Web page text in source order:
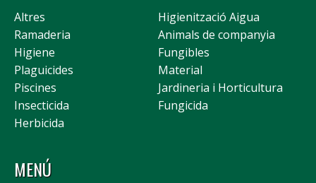
Altres
Higienització Aigua
Ramaderia
Animals de companyia
Higiene
Fungibles
Plaguicides
Material
Piscines
Jardineria i Horticultura
Insecticida
Fungicida
Herbicida
MENÚ